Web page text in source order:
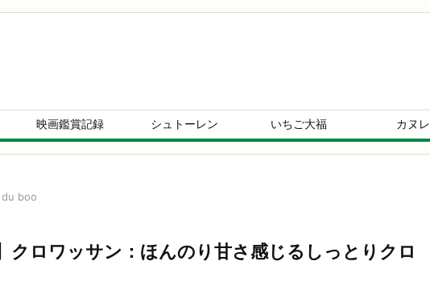
映画鑑賞記録 シュトーレン いちご大福 カヌレ
boo
クロワッサン：ほんのり甘さ感じるしっとりクロ